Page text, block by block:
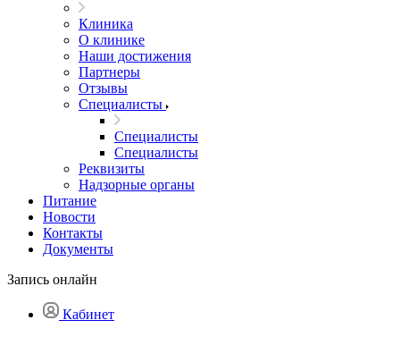
Клиника
О клинике
Наши достижения
Партнеры
Отзывы
Специалисты
Специалисты
Специалисты
Реквизиты
Надзорные органы
Питание
Новости
Контакты
Документы
Запись онлайн
Кабинет